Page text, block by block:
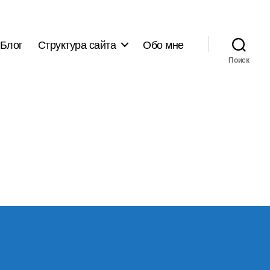
Блог Структура сайта Обо мне
Поиск